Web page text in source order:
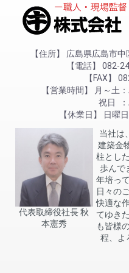
住所
広島県広島市
電話
082-
FAX
営業時間
月～土
祝日
休業日
日曜日
代表取締役社長 秋
本憲秀
当社は
建築金
柱とし
歩んで
年培っ
日々の
快適な
てゆき
も皆様
程、よ